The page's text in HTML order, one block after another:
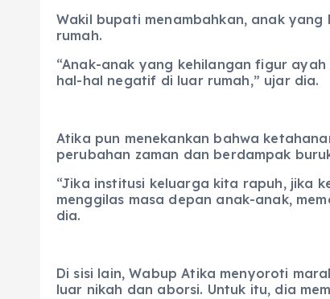
Wakil bupati menambahkan, anak
rumah.
“Anak-anak yang kehilangan figur
hal-hal negatif di luar rumah,” ujar dia.
Atika pun menekankan bahwa
perubahan zaman dan berdampak
“Jika institusi keluarga kita rapuh, jika
menggilas masa depan anak-anak,
dia.
Di sisi lain, Wabup Atika menyoroti
luar nikah dan aborsi. Untuk itu, dia